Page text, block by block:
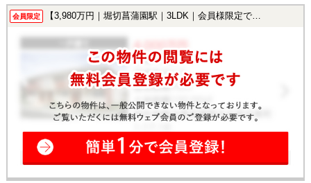
会員限定 【3,980万円｜堀切菖蒲園駅｜3LDK｜会員様限定で公開中！】